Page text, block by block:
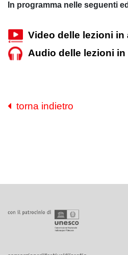
In programma nelle seguenti
Video delle lezioni in
Audio delle lezioni
torna indietro